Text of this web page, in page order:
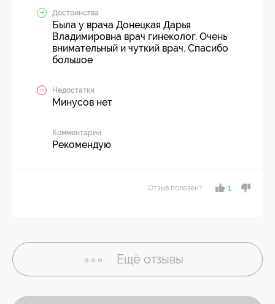
Достоинства
Была у врача Донецкая Дарья
Владимировна врач гинеколог. Очень
внимательный и чуткий врач. Спасибо
большое
Недостатки
Минусов нет
Комментарий
Рекомендую
Отзыв полезен? 1
Ещё отзывы